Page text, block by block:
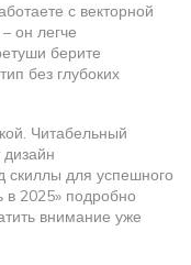
с векторной
он легче
берите
без глубоких
Читабельный
скиллы для успешного
в 2025» подробно
внимание уже